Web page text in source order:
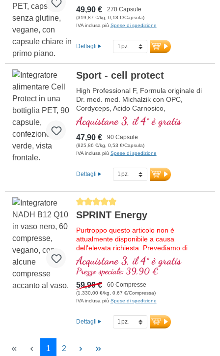
49,90 € 270 Capsule
(319,87 €/kg, 0,18 €/Capsula)
IVA inclusa più Spese di spedizione
Dettagli
Sport - cell protect
High Professional F, Formula originale di
Dr. med. med. Michalzik con OPC,
Cordyceps, Acido Carnosico,
Resveratrolo, Q10, Glutatione, NADH,
Omega 3, Melograno e Vitamina C pura.
Acquistane 3, il 4° è gratis
47,90 € 90 Capsule
(825,86 €/kg, 0,53 €/Capsula)
IVA inclusa più Spese di spedizione
Dettagli
Average rating of 5 out of 5 stars
SPRINT Energy
Purtroppo questo articolo non è
attualmente disponibile a causa
dell'elevata richiesta. Prevediamo di
ricevere nuova merce nella settimana
37/2026.
Formula di alta qualità con NADH,
vitamina B12 bioattiva, coenzima Q10 e
vitamina D3 vegana. La compressa
mucosa orale.
Acquistane 3, il 4° è gratis
Prezzo speciale: 39,90 €
59,90 € 60 Compresse
(1.330,00 €/kg, 0,67 €/Compressa)
IVA inclusa più Spese di spedizione
Dettagli
Page
1 Page
2